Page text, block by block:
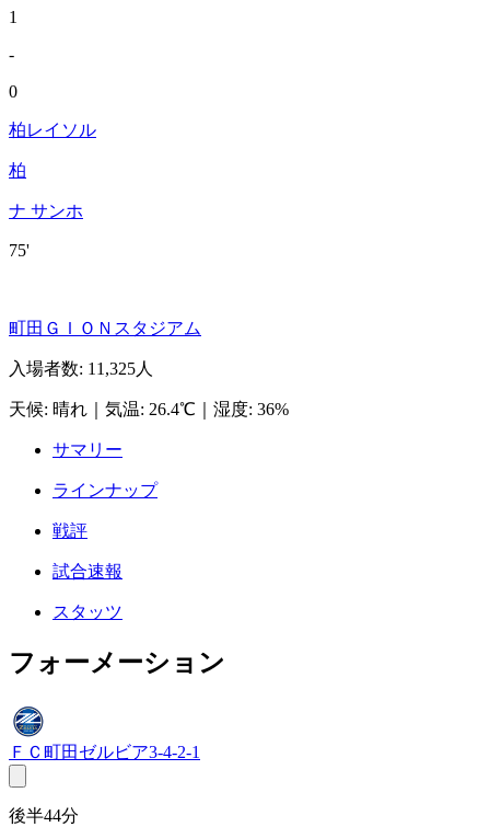
1
-
0
柏レイソル
柏
ナ サンホ
75'
町田ＧＩＯＮスタジアム
入場者数: 11,325人
天候: 晴れ 気温: 26.4℃ 湿度: 36%
サマリー
ラインナップ
戦評
試合速報
スタッツ
フォーメーション
ＦＣ町田ゼルビア3-4-2-1
後半44分